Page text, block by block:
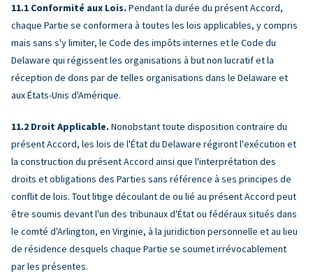
Conformité aux Lois. Pendant la durée du présent Accord,
chaque Partie se conformera à toutes les lois applicables, y compris
mais sans s'y limiter, le Code des impôts internes et le Code du
Delaware qui régissent les organisations à but non lucratif et la
réception de dons par de telles organisations dans le Delaware et
aux États-Unis d'Amérique.
Droit Applicable. Nonobstant toute disposition contraire du
présent Accord, les lois de l'État du Delaware régiront l'exécution et
la construction du présent Accord ainsi que l'interprétation des
droits et obligations des Parties sans référence à ses principes de
conflit de lois. Tout litige découlant de ou lié au présent Accord peut
être soumis devant l'un des tribunaux d'État ou fédéraux situés dans
le comté d'Arlington, en Virginie, à la juridiction personnelle et au lieu
de résidence desquels chaque Partie se soumet irrévocablement
par les présentes.